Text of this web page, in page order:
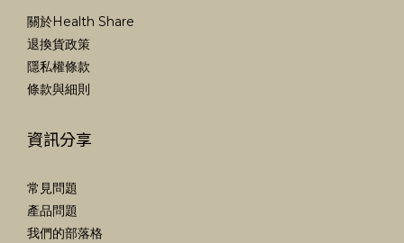
關於Health Share
退換貨政策
隱私權條款
條款與細則
資訊分享
常見問題
產品問題
我們的部落格